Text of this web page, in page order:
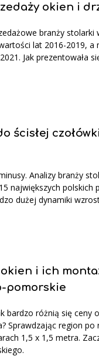
okien i
branży stolarki
lat 2016-2019, a
Jak prezentowała
ścisłej
Analizy branży
największych polskich
dużej dynamiki
i ich
pomorskie
bardzo różnią się ceny
Sprawdzając region po
1,5 x 1,5 metra.